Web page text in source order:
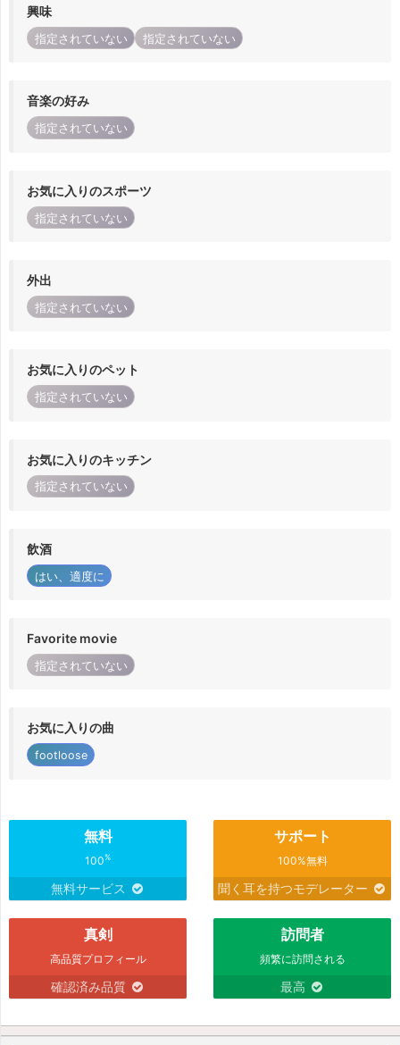
興味
指定されていない 指定されていない
音楽の好み
指定されていない
お気に入りのスポーツ
指定されていない
外出
指定されていない
お気に入りのペット
指定されていない
お気に入りのキッチン
指定されていない
飲酒
はい、適度に
Favorite movie
指定されていない
お気に入りの曲
footloose
無料
100%
無料サービス
サポート
100%無料
聞く耳を持つモデレーター
真剣
高品質プロフィール
確認済み品質
訪問者
頻繁に訪問される
最高